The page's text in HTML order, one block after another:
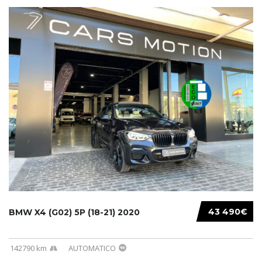
43 490€
BMW X4 (G02) 5P (18-21) 2020
142790 km AUTOMATICO